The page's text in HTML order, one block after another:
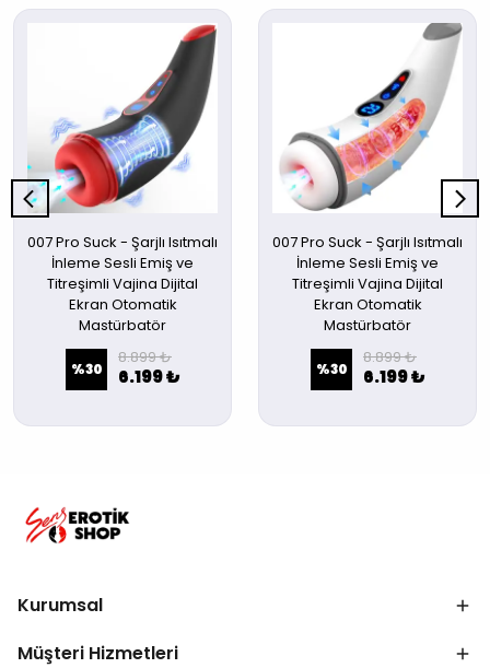
007 Pro Suck - Şarjlı Isıtmalı
İnleme Sesli Emiş ve
Titreşimli Vajina Dijital
Ekran Otomatik
Mastürbatör
%30
8.899 ₺
6.199 ₺
007 Pro Suck - Şarjlı Isıtmalı
İnleme Sesli Emiş ve
Titreşimli Vajina Dijital
Ekran Otomatik
Mastürbatör
%30
8.899 ₺
6.199 ₺
Kurumsal
Müşteri Hizmetleri